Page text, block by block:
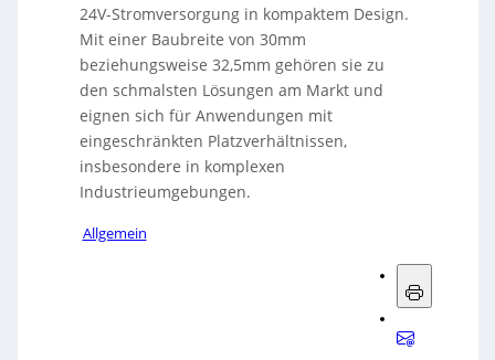
24V-Stromversorgung in kompaktem Design.
Mit einer Baubreite von 30mm
beziehungsweise 32,5mm gehören sie zu
den schmalsten Lösungen am Markt und
eignen sich für Anwendungen mit
eingeschränkten Platzverhältnissen,
insbesondere in komplexen
Industrieumgebungen.
Allgemein